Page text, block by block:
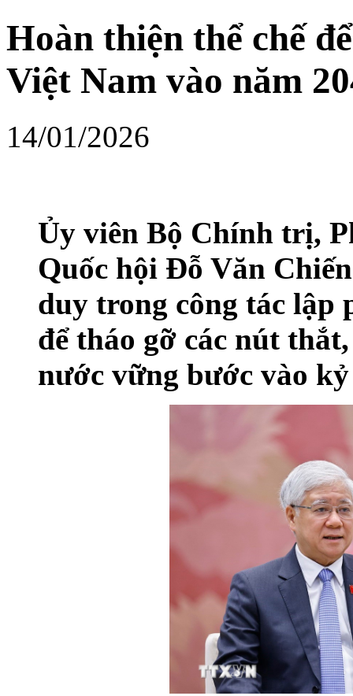
Hoàn thiện thể chế
Việt Nam vào năm
14/01/2026
Ủy viên Bộ Chính trị,
Quốc hội Đỗ Văn
duy trong công tác lập
để tháo gỡ các nút
nước vững bước vào